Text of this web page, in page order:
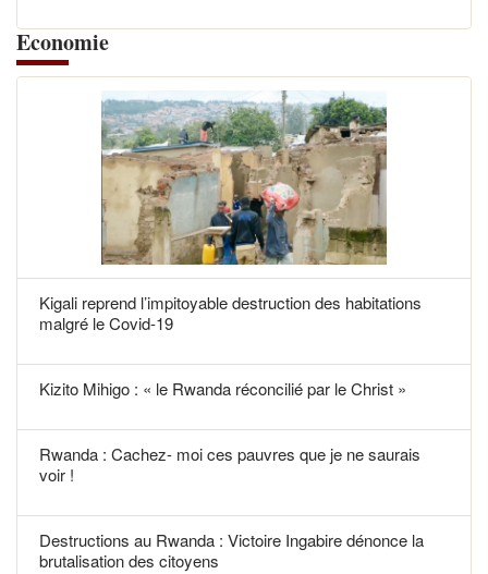
Economie
Kigali reprend l’impitoyable destruction des habitations
malgré le Covid-19
Kizito Mihigo : « le Rwanda réconcilié par le Christ »
Rwanda : Cachez- moi ces pauvres que je ne saurais
voir !
Destructions au Rwanda : Victoire Ingabire dénonce la
brutalisation des citoyens